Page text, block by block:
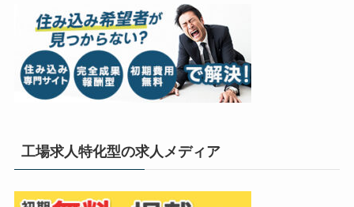
工場求人特化型の求人メディア